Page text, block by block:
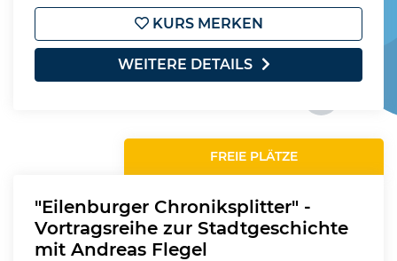
KURS MERKEN
WEITERE DETAILS
FREIE PLÄTZE
"Eilenburger Chroniksplitter" -
Vortragsreihe zur Stadtgeschichte
mit Andreas Flegel